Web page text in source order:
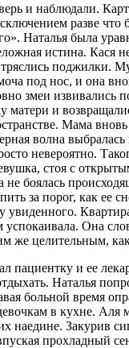
и наблюдали.
разве что
Наталья была
истина. Кася
тряслись поджилки.
под нос, и она
змеи извивались
матери и
Мама
волна
невероятно.
стоя с
не боялась
за порог, как ее
увиденного.
успокаивала. Она
же целительным,
пациентку и ее
Наталья
больной время
в кухне. Аля
наедине. Закурив
прохладный